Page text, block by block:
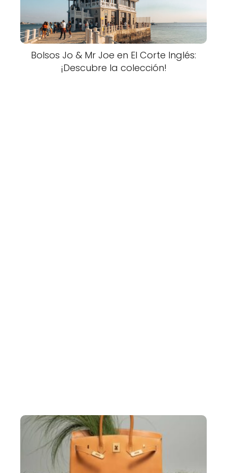
Bolsos Jo & Mr Joe en El Corte Inglés:
¡Descubre la colección!